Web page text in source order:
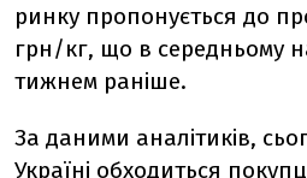
ринку пропонується до
грн/кг, що в середньому
тижнем раніше.
За даними аналітиків,
Україні обходиться